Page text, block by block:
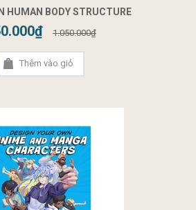
HUMAN BODY STRUCTURE
1.050.000₫
Thêm vào giỏ